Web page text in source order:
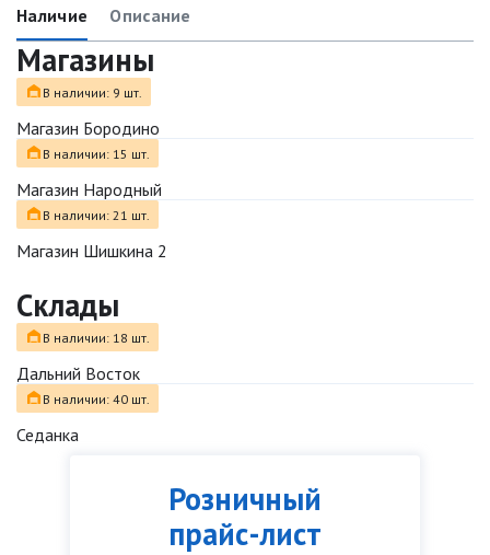
Розничный
прайс-лист
Наличие Описание
Магазины
В наличии: 9 шт.
Магазин Бородино
В наличии: 15 шт.
Магазин Народный
В наличии: 21 шт.
Магазин Шишкина 2
Склады
В наличии: 18 шт.
Дальний Восток
В наличии: 40 шт.
Седанка